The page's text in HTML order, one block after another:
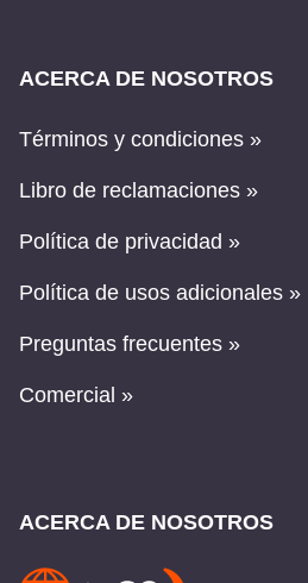
ACERCA DE NOSOTROS
Términos y condiciones »
Libro de reclamaciones »
Política de privacidad »
Política de usos adicionales »
Preguntas frecuentes »
Comercial »
ACERCA DE NOSOTROS